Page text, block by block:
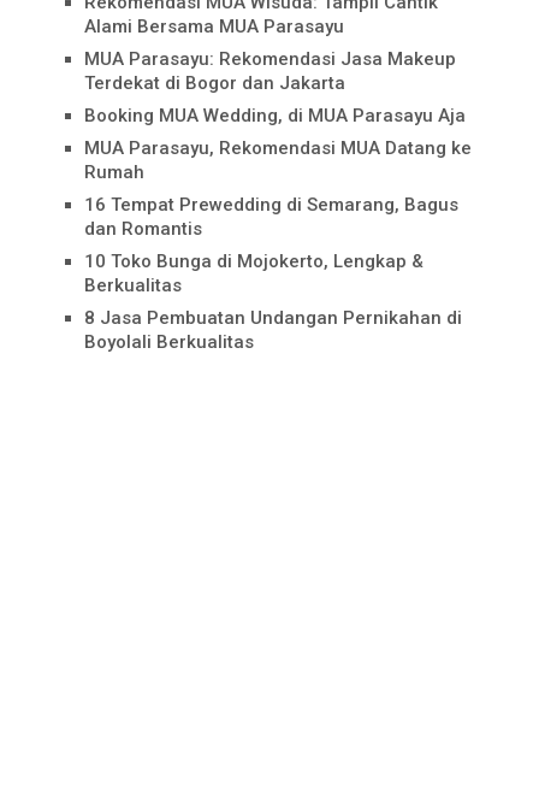
Alami Bersama MUA Parasayu
MUA Parasayu: Rekomendasi Jasa Makeup
Terdekat di Bogor dan Jakarta
Booking MUA Wedding, di MUA Parasayu Aja
MUA Parasayu, Rekomendasi MUA Datang ke
Rumah
16 Tempat Prewedding di Semarang, Bagus
dan Romantis
10 Toko Bunga di Mojokerto, Lengkap &
Berkualitas
8 Jasa Pembuatan Undangan Pernikahan di
Boyolali Berkualitas